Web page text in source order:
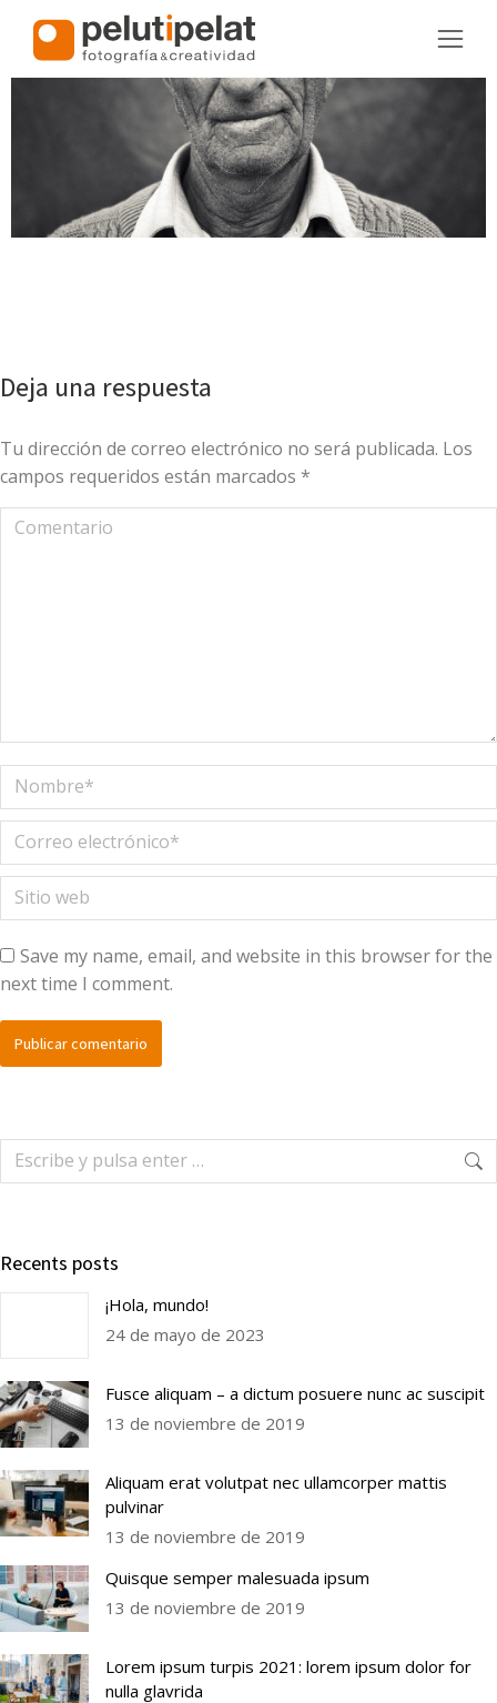
Deja una respuesta
Tu dirección de correo electrónico no será publicada. Los
campos requeridos están marcados *
Comentario
Nombre *
Correo electrónico *
Sitio web
Save my name, email, and website in this browser for the
next time I comment.
Publicar comentario
Recents posts
¡Hola, mundo!
24 de mayo de 2023
Fusce aliquam – a dictum posuere nunc ac suscipit
13 de noviembre de 2019
Aliquam erat volutpat nec ullamcorper mattis
pulvinar
13 de noviembre de 2019
Quisque semper malesuada ipsum
13 de noviembre de 2019
Lorem ipsum turpis 2021: lorem ipsum dolor for
nulla glavrida